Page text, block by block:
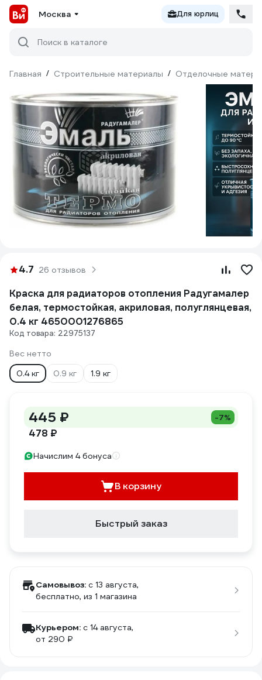
Москва Для юрлиц
Поиск в каталоге
Главная / Строительные материалы / Отделочные
4.7 26 отзывов
Краска для радиаторов отопления Радугамалер
белая, термостойкая, акриловая, полуглянцевая,
0.4 кг 4650001276865
Код товара: 22975137
Вес нетто
0.4 кг
0.9 кг 1.9 кг
445 ₽ -7%
478 ₽
Начислим 4 бонуса
В корзину
Быстрый заказ
Самовывоз: c 13 августа,
бесплатно, из 1 магазина
Курьером: c 14 августа,
от 290 ₽